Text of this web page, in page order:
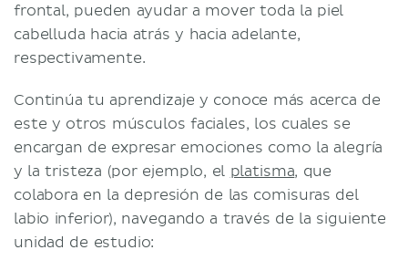
frontal, pueden ayudar a mover toda la piel
cabelluda hacia atrás y hacia adelante,
respectivamente.
Continúa tu aprendizaje y conoce más acerca de
este y otros músculos faciales, los cuales se
encargan de expresar emociones como la alegría
y la tristeza (por ejemplo, el platisma, que
colabora en la depresión de las comisuras del
labio inferior), navegando a través de la siguiente
unidad de estudio: